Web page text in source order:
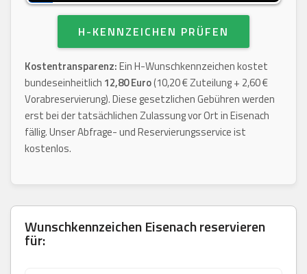
H-KENNZEICHEN PRÜFEN
Kostentransparenz:Ein H-Wunschkennzeichen kostet
bundeseinheitlich 12,80 Euro(10,20 € Zuteilung + 2,60 €
Vorabreservierung). Diese gesetzlichen Gebühren werden
erst bei der tatsächlichen Zulassung vor Ort in Eisenach
fällig. Unser Abfrage- und Reservierungsservice ist
kostenlos.
WunschkennzeichenEisenachreservieren
für: